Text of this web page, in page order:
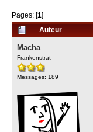
Pages: [1]
Auteur
Macha
Frankenstrat
Messages: 189